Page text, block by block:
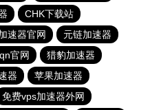
CHK下载站
速器官网
元链加速器
官网
猎豹加速器
器
苹果加速器
免费vps加速器外网